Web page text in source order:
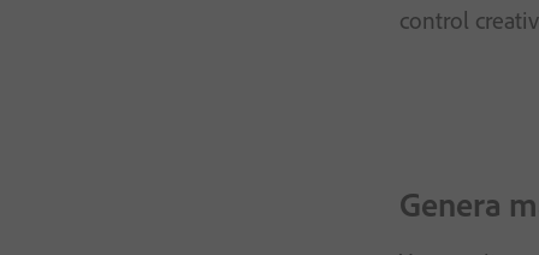
control
Genera